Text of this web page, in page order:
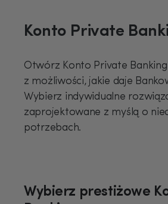
Konto Private
Otwórz Konto Private
z możliwości, jakie daje
Wybierz indywidualne
zaprojektowane z myślą o
potrzebach.
Wybierz prestiżowe